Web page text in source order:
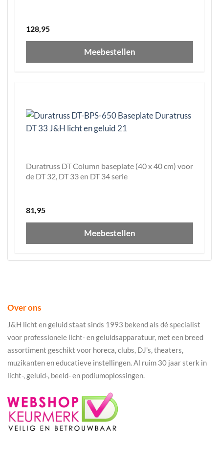
128,95
Meebestellen
Duratruss DT Column baseplate (40 x 40 cm) voor
de DT 32, DT 33 en DT 34 serie
81,95
Meebestellen
Over ons
J&H licht en geluid staat sinds 1993 bekend als dé specialist
voor professionele licht- en geluidsapparatuur, met een breed
assortiment geschikt voor horeca, clubs, DJ's, theaters,
muzikanten en educatieve instellingen. Al ruim 30 jaar sterk in
licht-, geluid-, beeld- en podiumoplossingen.